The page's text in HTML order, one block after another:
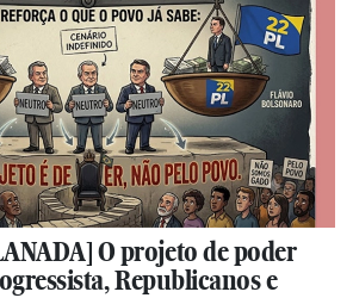
O projeto de poder
Republicanos e